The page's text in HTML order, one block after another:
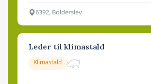
6392, Bolderslev
Leder til klimastald
Klimastald